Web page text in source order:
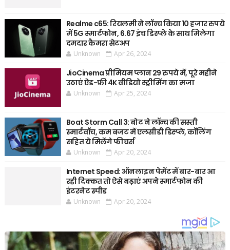
Realme c65: रियलमी ने लॉन्च किया 10 हजार रुपये
में 5G स्मार्टफोन, 6.67 इंच डिस्प्ले के साथ मिलेगा
दमदार कैमरा सेटअप
Unknown Apr 26, 2024
JioCinema प्रीमियम प्लान 29 रुपये में, पूरे महीने
उठाएं ऐड-फ्री 4K वीडियो स्ट्रीमिंग का मजा
Unknown Apr 25, 2024
Boat Storm Call 3: बोट ने लॉन्च की सस्ती
स्मार्टवॉच, कम बजट में एलसीडी डिस्प्ले, कॉलिंग
सहित ये मिलेंगे फीचर्स
Unknown Apr 20, 2024
Internet Speed: ऑनलाइन पेमेंट में बार-बार आ
रही दिक्कत तो ऐसे बढ़ाएं अपने स्मार्टफोन की
इंटरनेट स्पीड
Unknown Apr 20, 2024